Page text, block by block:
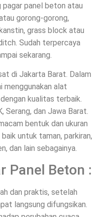
pagar panel beton atau
gorong-gorong,
grass block atau
Sudah terpercaya
sekarang.
di Jakarta Barat. Dalam
menggunakan alat
kualitas terbaik.
Serang, dan Jawa Barat.
bentuk dan ukuran
untuk taman, parkiran,
dan lain sebagainya.
Panel Beton :
dan praktis, setelah
langsung difungsikan.